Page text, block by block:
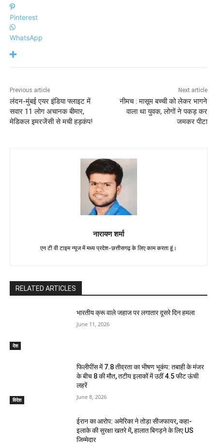
Pinterest
WhatsApp
Previous article
लंदन-मुंबई एयर इंडिया फ्लाइट में
सवार 11 लोग अचानक बीमार,
मेडिकल इमरजेंसी से मची हड़कंप!
Next article
नीमच : मासूम बच्ची को लेकर भागने
वाला था युवक, लोगों ने पकड़ कर
जमकर पीटा
नारायण शर्मा
एन टी वी टाइम न्यूज में मध्य प्रदेश-छत्तीसगढ़ के लिए काम करता हूं।
RELATED ARTICLES
देश
भारतीय क्रू वाले जहाज पर लगातार दूसरे दिन हमला
June 11, 2026
विदेश
फिलीपींस में 7.8 तीव्रता का भीषण भूकंप: तबाही के मंजर
के बीच 8 की मौत, तटीय इलाकों में उठीं 4.5 फीट ऊंची
लहरें
June 8, 2026
ईरान का आरोप: अमेरिका ने तोड़ा सीजफायर, कहा-
इलाके की सुरक्षा खतरे में, हालात बिगड़ने के लिए US
जिम्मेदार